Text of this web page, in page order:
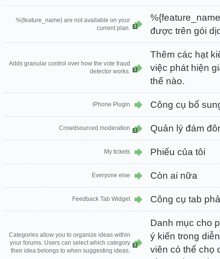
%{feature_name} are not available on your
current plan.
1
được trên gói
Adds granular control over how the vote fraud
detector works.
1
Thêm các hạt
việc phát hiện
thế nào.
iPhone Plugin Công cụ bổ
Crowdsourced moderation 1 Quản lý đám
My tickets Phiếu của tôi
Everyone else Còn ai nữa
Feedback Tab Widget Công cụ tab
Categories allow you to organize ideas within
your forums. Users can select which category
their idea belongs to when suggesting ideas.
1
Danh mục cho
ý kiến trong
viên có thể chọ